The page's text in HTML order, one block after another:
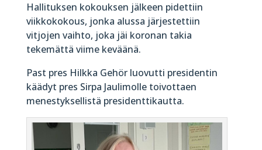
Hallituksen kokouksen jälkeen pidettiin
viikkokokous, jonka alussa järjestettiin
vitjojen vaihto, joka jäi koronan takia
tekemättä viime keväänä.
Past pres Hilkka Gehör luovutti presidentin
käädyt pres Sirpa Jaulimolle toivottaen
menestyksellistä presidenttikautta.